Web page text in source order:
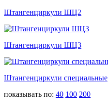
Штангенциркули ШЦ2
Штангенциркули ШЦ3
Штангенциркули специальные
показывать по: 40 100 200